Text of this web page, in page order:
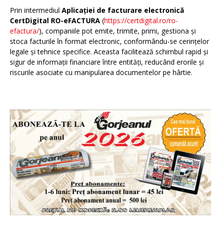
Prin intermediul Aplicației de facturare electronică
CertDigital RO-eFACTURA (https://certdigital.ro/ro-
efactura/), companiile pot emite, trimite, primi, gestiona și
stoca facturile în format electronic, conformându-se cerințelor
legale și tehnice specifice. Aceasta facilitează schimbul rapid și
sigur de informații financiare între entități, reducând erorile și
riscurile asociate cu manipularea documentelor pe hârtie.